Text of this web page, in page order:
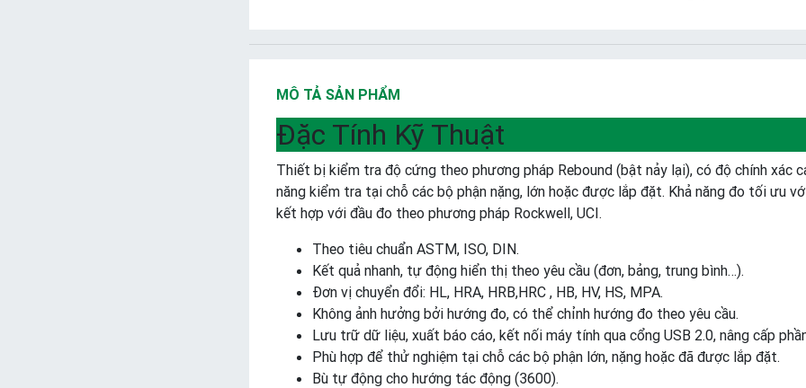
MÔ TẢ SẢN PHẨM
Đặc Tính Kỹ Thuật
Thiết bị kiểm tra độ cứng theo phương pháp Rebound (bật nảy lại), có độ chính xác
năng kiểm tra tại chỗ các bộ phận nặng, lớn hoặc được lắp đặt. Khả năng đo tối ưu
kết hợp với đầu đo theo phương pháp Rockwell, UCI.
Theo tiêu chuẩn ASTM, ISO, DIN.
Kết quả nhanh, tự động hiển thị theo yêu cầu (đơn, bảng, trung bình…).
Đơn vị chuyển đổi: HL, HRA, HRB,HRC , HB, HV, HS, MPA.
Không ảnh hưởng bởi hướng đo, có thể chỉnh hướng đo theo yêu cầu.
Lưu trữ dữ liệu, xuất báo cáo, kết nối máy tính qua cổng USB 2.0, nâng cấp
Phù hợp để thử nghiệm tại chỗ các bộ phận lớn, nặng hoặc đã được lắp đặt.
Bù tự động cho hướng tác động (3600).